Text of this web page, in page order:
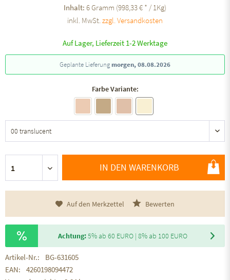
Inhalt: 6 Gramm (998,33 € * / 1Kg)
inkl. MwSt.zzgl. Versandkosten
Auf Lager, Lieferzeit 1-2 Werktage
Geplante Lieferungmorgen, 08.08.2026
Farbe Variante:
IN DEN WARENKORB
Auf den Merkzettel Bewerten
Achtung:5% ab 60 EURO | 8% ab 100 EURO
Artikel-Nr.:
BG-631605
EAN:
4260198094472